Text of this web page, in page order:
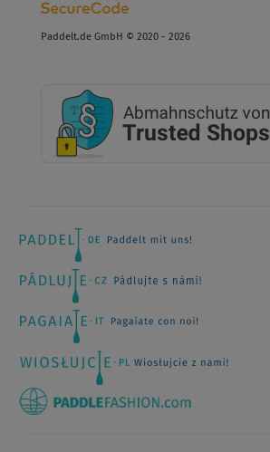
Paddelt.de GmbH © 2020 - 2026